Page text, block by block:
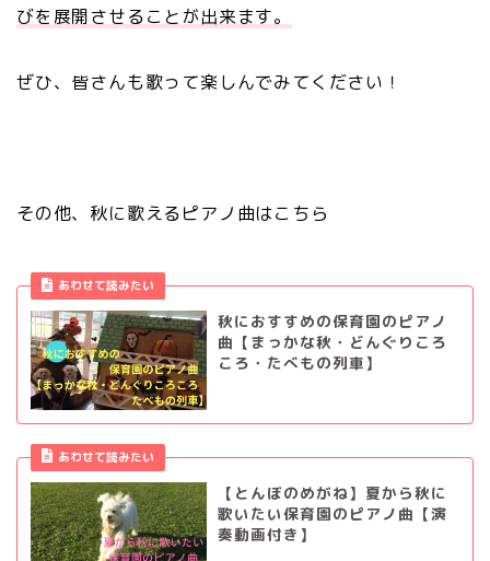
びを展開させることが出来ます。
ぜひ、皆さんも歌って楽しんでみてください！
その他、秋に歌えるピアノ曲はこちら
あわせて読みたい
秋におすすめの保育園のピアノ
曲【まっかな秋・どんぐりころ
ころ・たべもの列車】
あわせて読みたい
【とんぼのめがね】夏から秋に
歌いたい保育園のピアノ曲【演
奏動画付き】